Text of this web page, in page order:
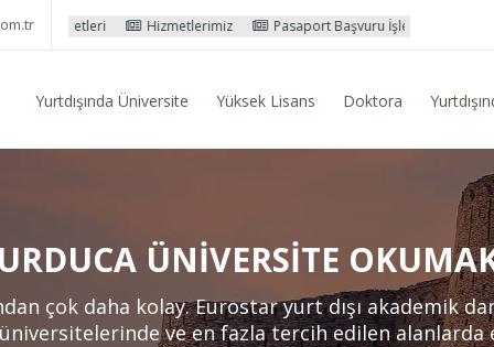
Hizmetlerimiz Pasaport Başvuru İşlemleri Yurtdışı Eğitim
Yurtdışında Üniversite Yüksek Lisans Doktora
ÜNIVERSITE
çok daha kolay. Eurostar yurt dışı akademik
ve en fazla tercih edilen alanlarda